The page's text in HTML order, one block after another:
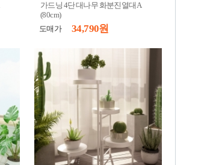
가드닝 4단 대나무 화분진열대A
(80cm)
도매가
34,790 원